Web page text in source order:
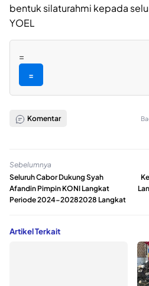
bentuk silaturahmi kepada
YOEL
=
=
Komentar
Sebelumnya
Seluruh Cabor Dukung Syah
Afandin Pimpin KONI Langkat
Periode 2024-20282028 Langkat
Artikel Terkait